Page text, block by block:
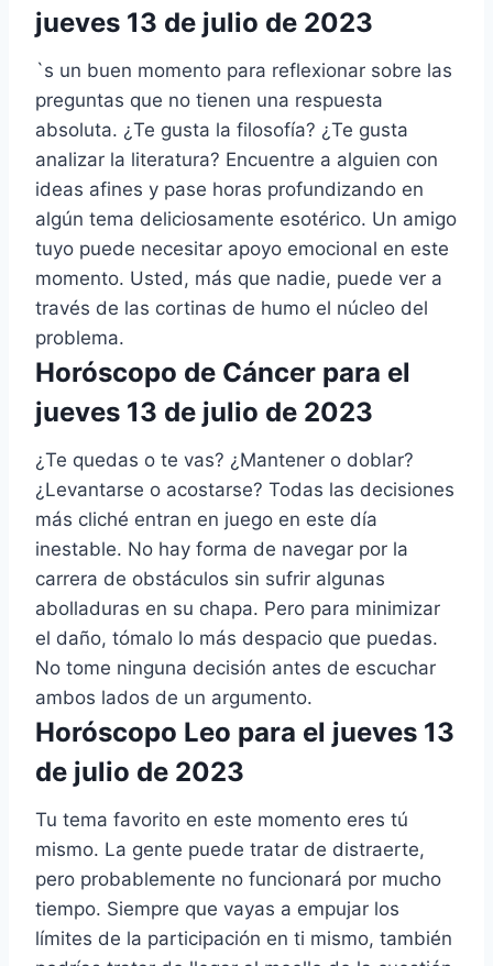
jueves 13 de julio de 2023
`s un buen momento para reflexionar sobre las
preguntas que no tienen una respuesta
absoluta. ¿Te gusta la filosofía? ¿Te gusta
analizar la literatura? Encuentre a alguien con
ideas afines y pase horas profundizando en
algún tema deliciosamente esotérico. Un amigo
tuyo puede necesitar apoyo emocional en este
momento. Usted, más que nadie, puede ver a
través de las cortinas de humo el núcleo del
problema.
Horóscopo de Cáncer para el
jueves 13 de julio de 2023
¿Te quedas o te vas? ¿Mantener o doblar?
¿Levantarse o acostarse? Todas las decisiones
más cliché entran en juego en este día
inestable. No hay forma de navegar por la
carrera de obstáculos sin sufrir algunas
abolladuras en su chapa. Pero para minimizar
el daño, tómalo lo más despacio que puedas.
No tome ninguna decisión antes de escuchar
ambos lados de un argumento.
Horóscopo Leo para el jueves 13
de julio de 2023
Tu tema favorito en este momento eres tú
mismo. La gente puede tratar de distraerte,
pero probablemente no funcionará por mucho
tiempo. Siempre que vayas a empujar los
límites de la participación en ti mismo, también